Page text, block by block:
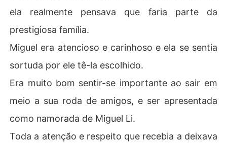
ela realmente pensava que faria parte da
prestigiosa família.
Miguel era atencioso e carinhoso e ela se sentia
sortuda por ele tê-la escolhido.
Era muito bom sentir-se importante ao sair em
meio a sua roda de amigos, e ser apresentada
como namorada de Miguel Li.
Toda a atenção e respeito que recebia a deixava